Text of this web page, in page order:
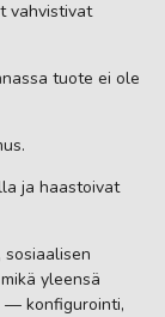
vahvistivat
tuote ei ole
ja haastoivat
yleensä
— konfigurointi,